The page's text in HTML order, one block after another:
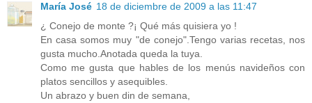
María José 18 de diciembre de 2009 a las 11:47
¿ Conejo de monte ?¡ Qué más quisiera yo !
En casa somos muy "de conejo".Tengo varias recetas, nos
gusta mucho.Anotada queda la tuya.
Como me gusta que hables de los menús navideños con
platos sencillos y asequibles.
Un abrazo y buen din de semana,